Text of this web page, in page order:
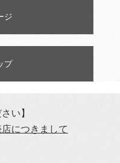
ジ
プ
い】
につきまして